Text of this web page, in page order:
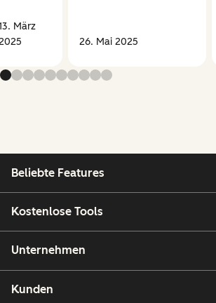
März
26. Mai 2025
Beliebte Features
Kostenlose Tools
Unternehmen
Kunden